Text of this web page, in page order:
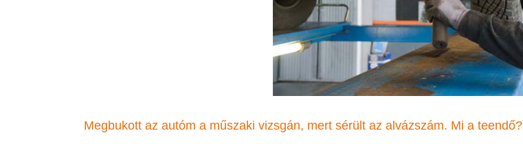
Megbukott az autóm a műszaki vizsgán, mert sérült az alvázszám. Mi a teendő?